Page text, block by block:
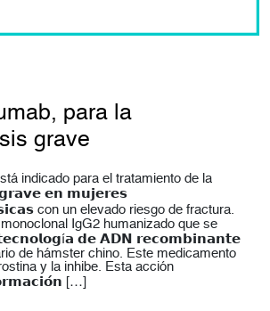
para la
grave
indicado para el tratamiento de la
𝗲𝗻 𝗺𝘂𝗷𝗲𝗿𝗲𝘀
con un elevado riesgo de fractura.
IgG2 humanizado que se
𝘁𝗲𝗰𝗻𝗼𝗹𝗼𝗴í𝗮 𝗱𝗲 𝗔𝗗𝗡 𝗿𝗲𝗰𝗼𝗺𝗯𝗶𝗻𝗮𝗻𝘁𝗲
de hámster chino. Este medicamento
y la inhibe. Esta acción
[…]